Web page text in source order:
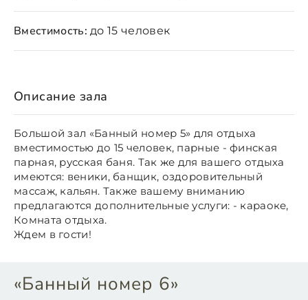
Вместимость: до 15 человек
Описание зала
Большой зал «Банный номер 5» для отдыха
вместимостью до 15 человек, парные - финская
парная, русская баня. Так же для вашего отдыха
имеются: веники, банщик, оздоровительный
массаж, кальян. Также вашему вниманию
предлагаются дополнительные услуги: - караоке,
Комната отдыха.
Ждем в гости!
«Банный номер 6»